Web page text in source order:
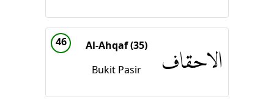
46
Al-Ahqaf (35)
Bukit Pasir
الاحقاف